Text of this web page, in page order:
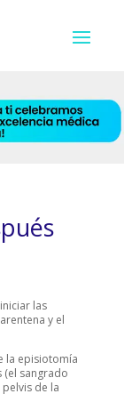
las
y el
la episiotomía
(el sangrado
de la